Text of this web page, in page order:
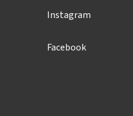
Instagram
Facebook